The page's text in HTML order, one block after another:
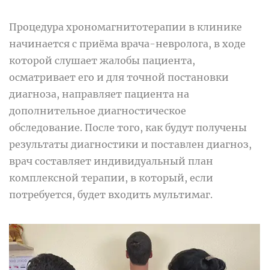
Процедура хрономагнитотерапии в клинике
начинается с приёма врача-невролога, в ходе
которой слушает жалобы пациента,
осматривает его и для точной постановки
диагноза, направляет пациента на
дополнительное диагностическое
обследование. После того, как будут получены
результаты диагностики и поставлен диагноз,
врач составляет индивидуальный план
комплексной терапии, в который, если
потребуется, будет входить мультимаг.